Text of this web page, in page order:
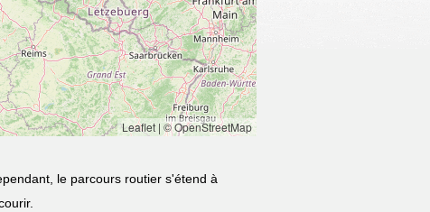
Leaflet | © OpenStreetMap
le parcours routier s'étend à